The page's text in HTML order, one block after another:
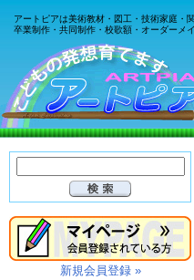
アートピアは美術教材・図工・技術家庭・
卒業制作・共同制作・校歌額・オーダーメ
新規会員登録 »